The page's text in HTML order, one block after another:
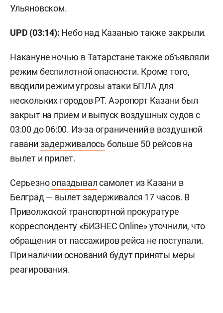
Ульяновском.
UPD (03:14): Небо над Казанью также закрыли.
Накануне ночью в Татарстане также объявляли
режим беспилотной опасности. Кроме того,
вводили режим угрозы атаки БПЛА для
нескольких городов РТ. Аэропорт Казани был
закрыт на прием и выпуск воздушных судов с
03:00 до 06:00. Из-за ограничений в воздушной
гавани задерживалось больше 50 рейсов на
вылет и прилет.
Серьезноопаздывалсамолет из Казани в
Белград — вылет задерживался 17 часов. В
Приволжской транспортной прокуратуре
корреспонденту «БИЗНЕС Online» уточнили, что
обращения от пассажиров рейса не поступали.
При наличии оснований будут приняты меры
реагирования.